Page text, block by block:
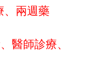
、兩週藥
醫師診療、